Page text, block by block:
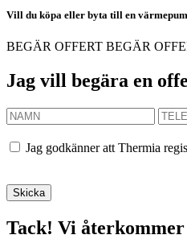
Vill du köpa eller byta till en
BEGÄR OFFERT BEGÄR
Jag vill begära en
Jag godkänner att Thermia
Tack! Vi återkommer